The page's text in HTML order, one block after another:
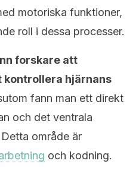
motoriska funktioner,
roll i dessa processer.
forskare att
hjärnans
fann man ett direkt
och det ventrala
område är
och kodning.